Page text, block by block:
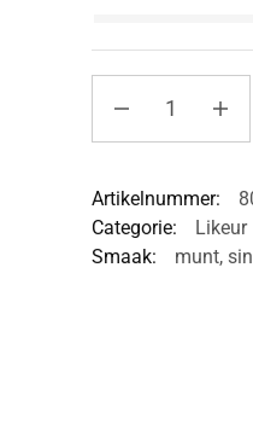
Artikelnummer:
Categorie:
Likeur
Smaak:
munt,